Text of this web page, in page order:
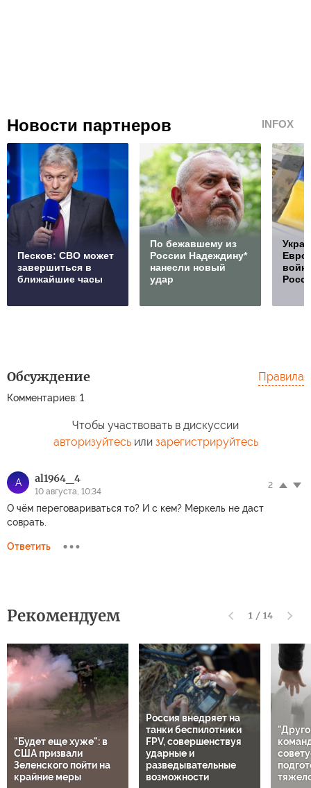
Новости партнеров INFOX
Песков: СВО может
завершиться в
ближайшие часы
По бежавшему из
России Надеждину*
нанесли новый
удар
Обсуждение
Комментариев: 1
Правила
Чтобы участвовать в дискуссии
авторизуйтесьили зарегистрируйтесь
A al1964_4
10 августа, 10:34
2
О чём переговариваться то? И с кем? Меркель не даст
соврать.
Ответить
Рекомендуем 1 / 14
"Будет еще хуже": в
США призвали
Зеленского пойти на
крайние меры
Россия внедряет на
танки беспилотники
FPV, совершенствуя
ударные и
разведывательные
возможности